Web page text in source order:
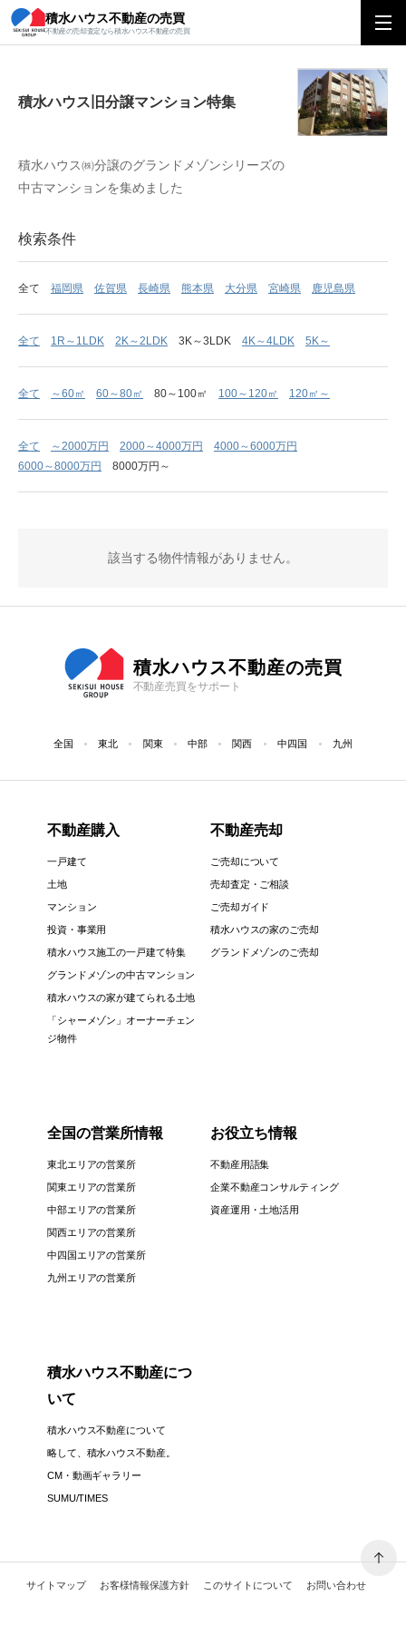
積水ハウス不動産の売買
不動産の売却査定なら積水ハウス不動産の売買
積水ハウス旧分譲マンション特集
積水ハウス旧分譲マンション特集
積水ハウス㈱分譲のグランドメゾンシリーズの
中古マンションを集めました
検索条件
全て 福岡県 佐賀県 長崎県 熊本県 大分県 宮崎県 鹿児島県
全て 1R～1LDK 2K～2LDK 3K～3LDK 4K～4LDK 5K～
全て ～60㎡ 60～80㎡ 80～100㎡ 100～120㎡ 120㎡～
全て ～2000万円 2000～4000万円
4000～6000万円
6000～8000万円
8000万円～
該当する物件情報がありません。
積水ハウス不動産の売買
不動産売買をサポート
全国 東北 関東 中部 関西 中四国 九州
不動産購入
一戸建て
土地
マンション
投資・事業用
積水ハウス施工の一戸建て特集
グランドメゾンの中古マンション
積水ハウスの家が建てられる土地
「シャーメゾン」オーナーチェン
ジ物件
不動産売却
ご売却について
売却査定・ご相談
ご売却ガイド
積水ハウスの家のご売却
グランドメゾンのご売却
全国の営業所情報
東北エリアの営業所
関東エリアの営業所
中部エリアの営業所
関西エリアの営業所
中四国エリアの営業所
九州エリアの営業所
お役立ち情報
不動産用語集
企業不動産コンサルティング
資産運用・土地活用
積水ハウス不動産につ
いて
積水ハウス不動産について
略して、積水ハウス不動産。
CM・動画ギャラリー
SUMU/TIMES
サイトマップ お客様情報保護方針 このサイトについて お問い合わせ